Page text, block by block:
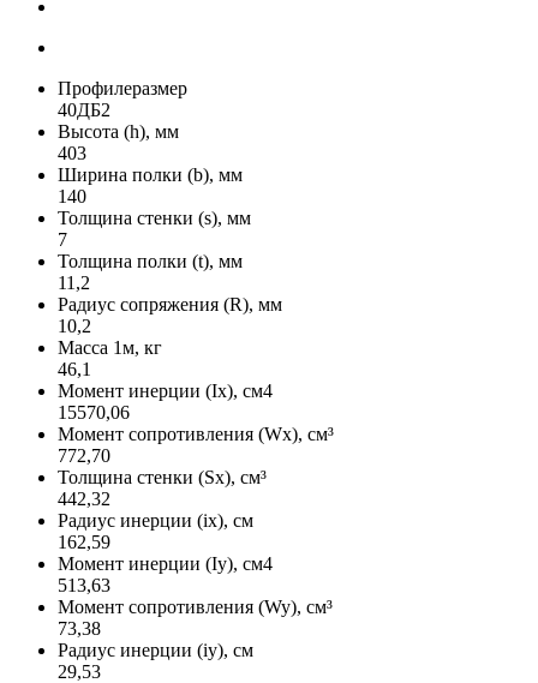
Профилеразмер
40ДБ2
Высота (h), мм
403
Ширина полки (b), мм
140
Толщина стенки (s), мм
7
Толщина полки (t), мм
11,2
Радиус сопряжения (R), мм
10,2
Масса 1м, кг
46,1
Момент инерции (Ix), см4
15570,06
Момент сопротивления (Wx), см³
772,70
Толщина стенки (Sx), см³
442,32
Радиус инерции (ix), см
162,59
Момент инерции (Iy), см4
513,63
Момент сопротивления (Wy), см³
73,38
Радиус инерции (iy), см
29,53